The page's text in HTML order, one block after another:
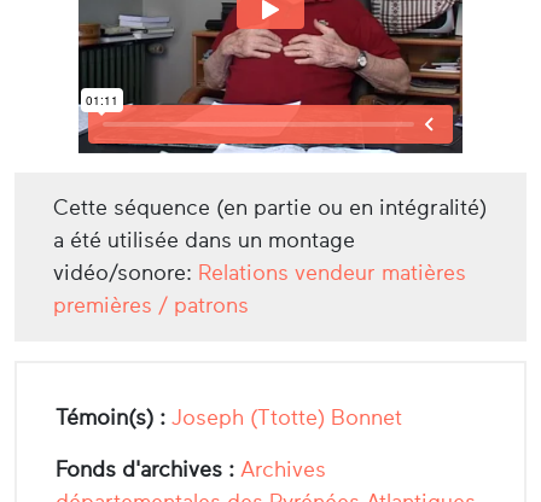
Cette séquence (en partie ou en intégralité)
a été utilisée dans un montage
vidéo/sonore: Relations vendeur matières
premières / patrons
Témoin(s) : Joseph (Ttotte) Bonnet
Fonds d'archives : Archives